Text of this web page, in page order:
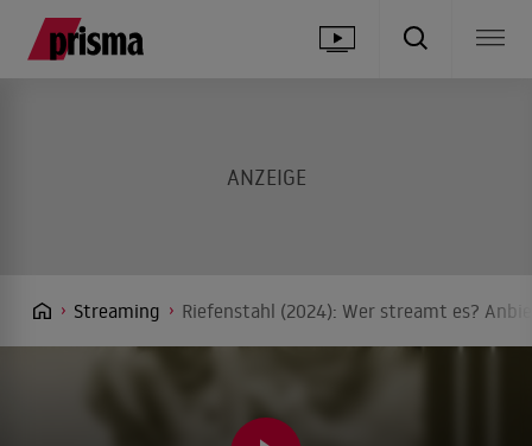
Streaming Riefenstahl (2024): Wer streamt es?